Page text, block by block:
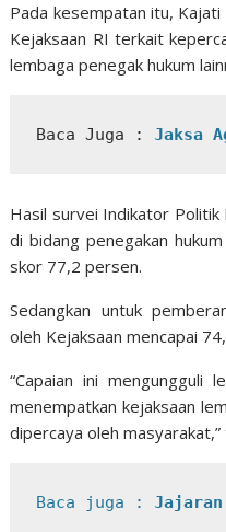
Pada kesempatan itu,
Kejaksaan RI terkait
lembaga penegak hukum
Baca Juga : Jaksa
Hasil survei Indikator Politik
di bidang penegakan
skor 77,2 persen.
Sedangkan untuk
oleh Kejaksaan mencapai
“Capaian ini mengungguli
menempatkan kejaksaan
dipercaya oleh
Baca juga :